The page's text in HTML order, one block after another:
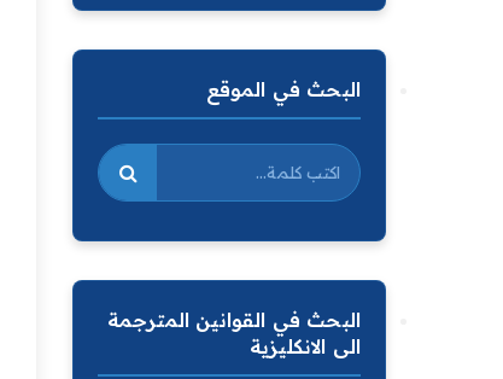
البحث في الموقع
البحث في القوانين المترجمة
الى الانكليزية